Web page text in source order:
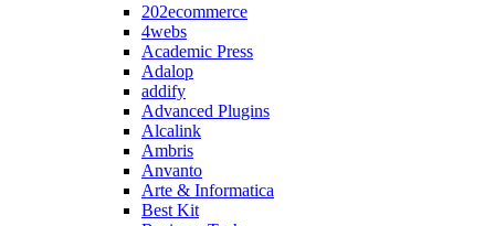
202ecommerce
4webs
Academic Press
Adalop
addify
Advanced Plugins
Alcalink
Ambris
Anvanto
Arte & Informatica
Best Kit